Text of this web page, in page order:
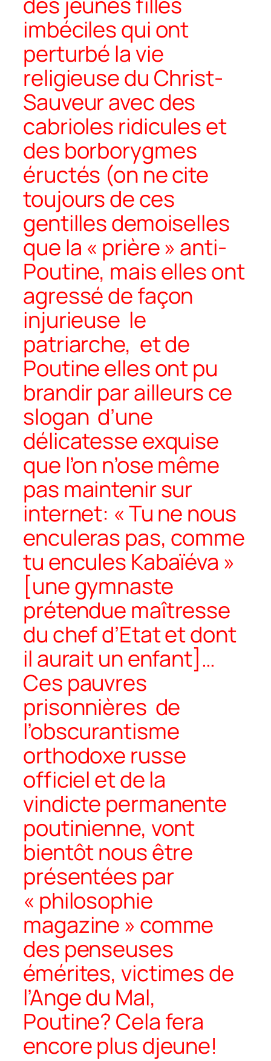
imbéciles qui ont
perturbé la vie
religieuse du Christ-
Sauveur avec des
cabrioles ridicules et
des borborygmes
éructés (on ne cite
toujours de ces
gentilles demoiselles
que la « prière » anti-
Poutine, mais elles ont
agressé de façon
injurieuse le
patriarche, et de
Poutine elles ont pu
brandir par ailleurs ce
slogan d’une
délicatesse exquise
que l’on n’ose même
pas maintenir sur
internet: « Tu ne nous
enculeras pas, comme
tu encules Kabaïéva »
[une gymnaste
prétendue maîtresse
du chef d’Etat et dont
il aurait un enfant]…
Ces pauvres
prisonnières de
l’obscurantisme
orthodoxe russe
officiel et de la
vindicte permanente
poutinienne, vont
bientôt nous être
présentées par
« philosophie
magazine » comme
des penseuses
émérites, victimes de
l’Ange du Mal,
Poutine? Cela fera
encore plus djeune!